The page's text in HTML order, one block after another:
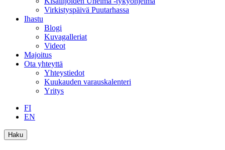
Virkistyspäivä Puutarhassa
Ihastu
Blogi
Kuvagalleriat
Videot
Majoitus
Ota yhteyttä
Yhteystiedot
Kuukauden varauskalenteri
Yritys
FI
EN
Haku